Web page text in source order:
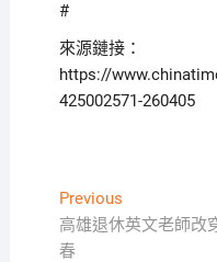
#
來源鏈接：
https://
425002571-260405
文
章
PreviousPrevious
post:
高雄退休英文老師改
春